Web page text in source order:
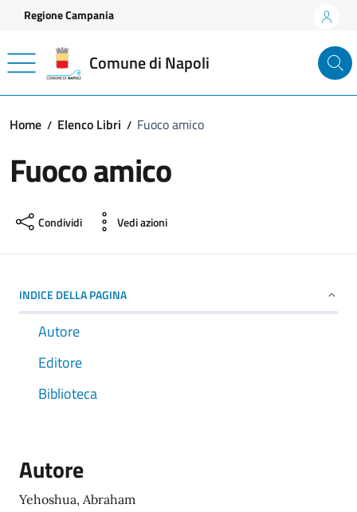
Vai ai contenuti
Vai al footer
Regione Campania
Comune di Napoli
Home Elenco Libri Fuoco amico
Fuoco amico
Condividi Vedi azioni
INDICE DELLA PAGINA
Autore
Editore
Biblioteca
Autore
Yehoshua, Abraham